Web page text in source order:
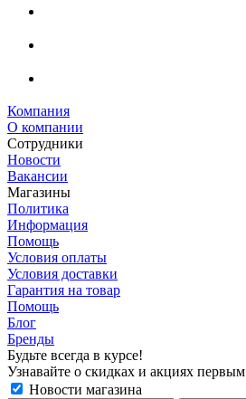
Компания
О компании
Сотрудники
Новости
Вакансии
Магазины
Политика
Информация
Помощь
Условия оплаты
Условия доставки
Гарантия на товар
Помощь
Блог
Бренды
Будьте всегда в курсе!
Узнавайте о скидках и акциях первым
Новости магазина